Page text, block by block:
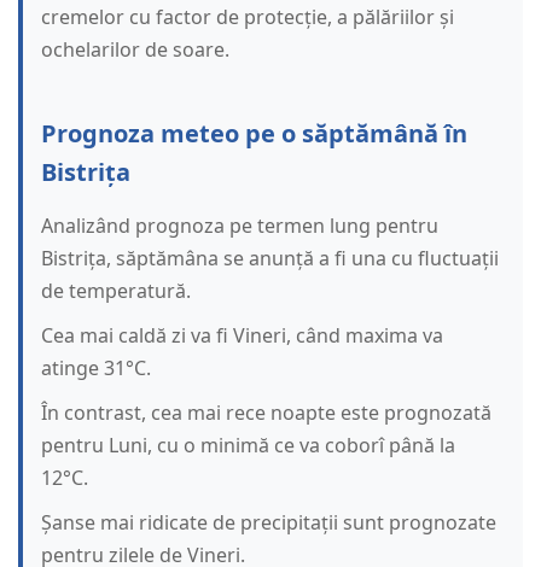
cremelor cu factor de protecție, a pălăriilor și
ochelarilor de soare.
Prognoza meteo pe o săptămână în
Bistrița
Analizând prognoza pe termen lung pentru
Bistrița, săptămâna se anunță a fi una cu fluctuații
de temperatură.
Cea mai caldă zi va fi Vineri, când maxima va
atinge 31°C.
În contrast, cea mai rece noapte este prognozată
pentru Luni, cu o minimă ce va coborî până la
12°C.
Șanse mai ridicate de precipitații sunt prognozate
pentru zilele de Vineri.